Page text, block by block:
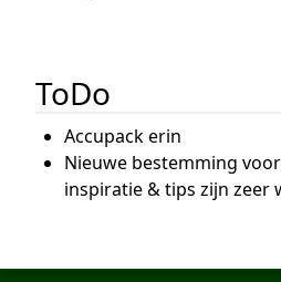
ToDo
Accupack erin
Nieuwe bestemming
inspiratie & tips zijn zeer